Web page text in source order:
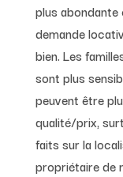
plus abondante
demande
bien. Les
sont plus
peuvent être
qualité/prix,
faits sur la
propriétaire de